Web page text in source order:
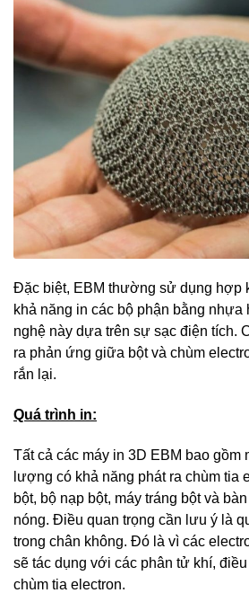
Đặc biệt, EBM thường sử dụng hợp
khả năng in các bộ phận bằng nhựa
nghệ này dựa trên sự sạc điện tích.
ra phản ứng giữa bột và chùm
rắn lại.
Quá trình in:
Tất cả các máy in 3D EBM bao gồm
lượng có khả năng phát ra chùm tia
bột, bộ nạp bột, máy tráng bột và
nóng. Điều quan trọng cần lưu ý là
trong chân không. Đó là vì các
sẽ tác dụng với các phân tử khí,
chùm tia electron.